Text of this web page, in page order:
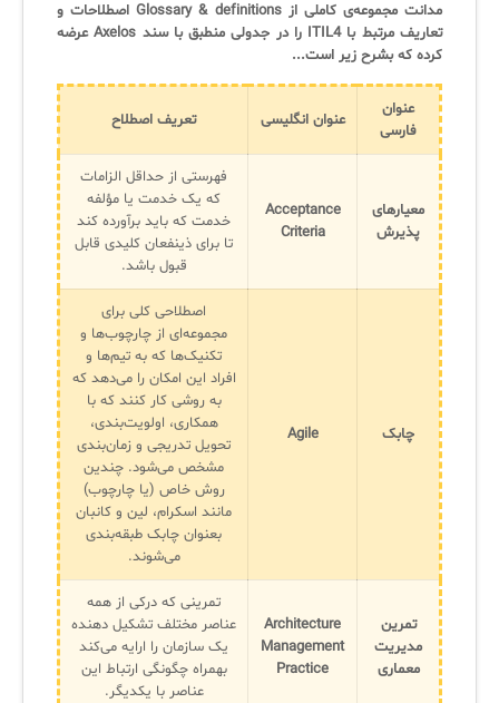
مدانت مجموعه‌ی کاملی از Glossary & definitions اصطلاحات و
تعاریف مرتبط با ITIL4 را در جدولی منطبق با سند Axelos عرضه
کرده که بشرح زیر است...
عنوان
فارسی
عنوان انگلیسی تعریف اصطلاح
معیارهای
پذیرش
Acceptance
Criteria
فهرستی از حداقل الزامات
که یک خدمت یا مؤلفه
خدمت که باید برآورده کند
تا برای ذینفعان کلیدی قابل
قبول باشد.
چابک Agile
اصطلاحی کلی برای
مجموعه‌ای از چارچوب‌ها و
تکنیک‌ها که به تیم‌ها و
افراد این امکان را می‌دهد که
به روشی کار کنند که با
همکاری، اولویت‌بندی،
تحویل تدریجی و زمان‌بندی
مشخص می‌شود. چندین
روش خاص (یا چارچوب)
مانند اسکرام، لین و کانبان
بعنوان چابک طبقه‌بندی
می‌شوند.
تمرین
مدیریت
معماری
Architecture
Management
Practice
تمرینی که درکی از همه
عناصر مختلف تشکیل دهنده
یک سازمان را ارایه می‌کند
بهمراه چگونگی ارتباط این
عناصر با یکدیگر.
برنامه‌ساز هوشمند App Creator
سیستم هوشمند مدیریت فروش و فاکتور
سامانه مدیریت امنیت اطلاعات
✧
سلف سرویس کاربران
سامانه مدیریت دارایی‌ها [Asset Explorer]
سامانه مدیریت پشتیبانی مشتریان
DDI
◉
ManageEngine Malware Protection Plus
سامانه مدیریت دسترسی ممتاز
سامانه مدیریت و مانیتورینگ شبکه
سامانه آزمون آنلاین
چارچوب ITIL برای همه
فلافلی_فناوری
آرشیو دانلودهای مدانت